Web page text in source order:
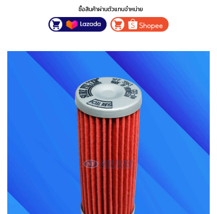
ซื้อสินค้าผ่านตัวแทนจำหน่าย